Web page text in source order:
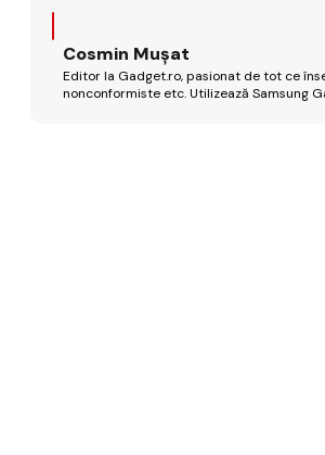
Cosmin Mușat
Editor la Gadget.ro, pasionat de tot ce
nonconformiste etc. Utilizează Samsung